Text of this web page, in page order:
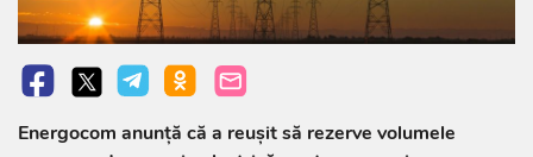
Energocom anunță că a reușit să rezerve volumele